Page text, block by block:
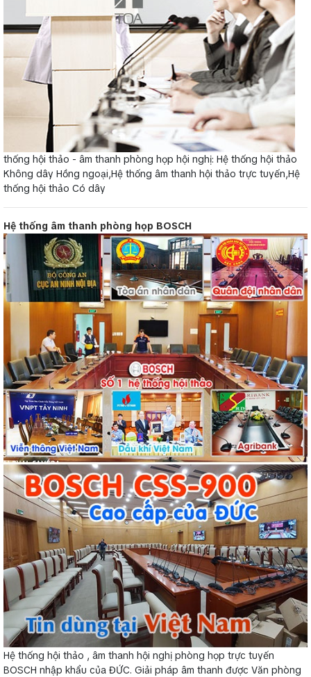
thống hội thảo - âm thanh phòng họp hội nghị: Hệ thống hội thảo
Không dây Hồng ngoại,Hệ thống âm thanh hội thảo trực tuyến,Hệ
thống hội thảo Có dây
Hệ thống âm thanh phòng họp BOSCH
Hệ thống hội thảo , âm thanh hội nghị phòng họp trực tuyến
BOSCH nhập khẩu của ĐỨC. Giải pháp âm thanh được Văn phòng